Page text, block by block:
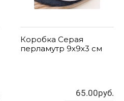
Коробка Серая
перламутр 9х9х3 см
65.00руб.